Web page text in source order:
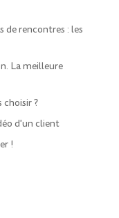
de rencontres : les
La meilleure
choisir ?
d'un client
!